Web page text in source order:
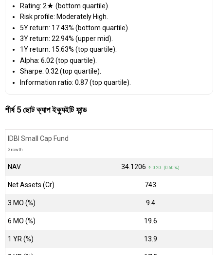
Rating: 2★ (bottom quartile).
Risk profile: Moderately High.
5Y return: 17.43% (bottom quartile).
3Y return: 22.94% (upper mid).
1Y return: 15.63% (top quartile).
Alpha: 6.02 (top quartile).
Sharpe: 0.32 (top quartile).
Information ratio: 0.87 (top quartile).
শীর্ষ 5 ছোট ক্যাপ ইক্যুইটি ফান্ড
IDBI Small Cap Fund
Growth
NAV ₹34.1206 ↑ 0.20 (0.60 %)
Net Assets (Cr) ₹743
3 MO (%) 9.4
6 MO (%) 19.6
1 YR (%) 13.9